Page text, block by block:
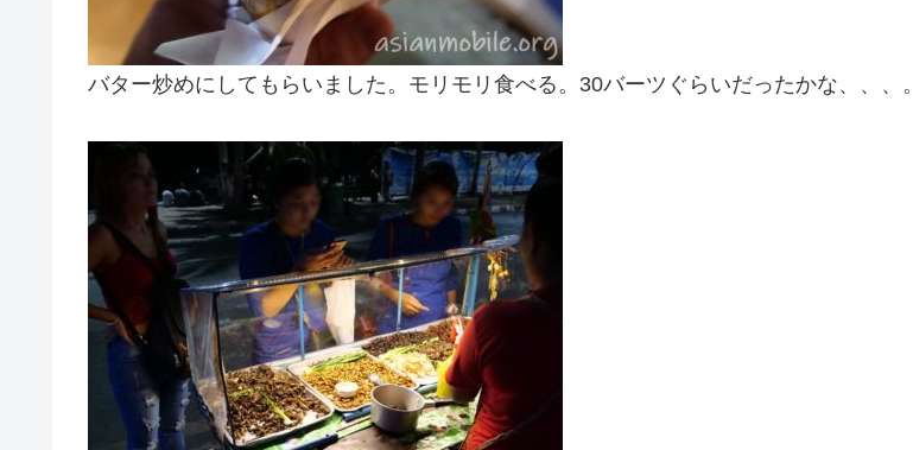
バター炒めにしてもらいました。モリモリ食べる。30バーツぐらいだったかな、、、。